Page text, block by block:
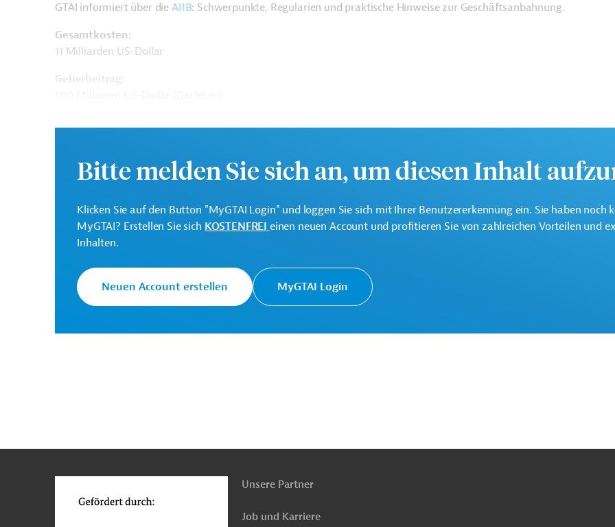
GTAI informiert über die AIIB: Schwerpunkte, Regularien und praktische Hinweise zur Geschäftsanbahnung.
Gesamtkosten:
11 Milliarden US-Dollar
Geberbeitrag:
Asiatische Infrastruktur-
General Directorate of
Download
Bitte melden Sie sich an, um diesen Inhalt
Klicken Sie auf den Button "MyGTAI Login" und loggen Sie sich mit Ihrer Benutzererkennung ein. Sie haben noch
MyGTAI? Erstellen Sie sich KOSTENFREI einen neuen Account und profitieren Sie von zahlreichen Vorteilen und
Inhalten.
Neuen Account erstellen MyGTAI Login
oben
Unsere Partner
Job und Karriere